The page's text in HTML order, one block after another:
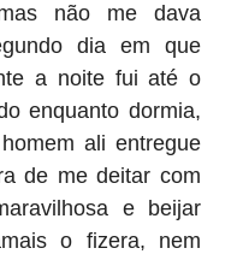
não me dava
dia em que
a noite fui até o
enquanto dormia,
ali entregue
de me deitar com
e beijar
o fizera, nem